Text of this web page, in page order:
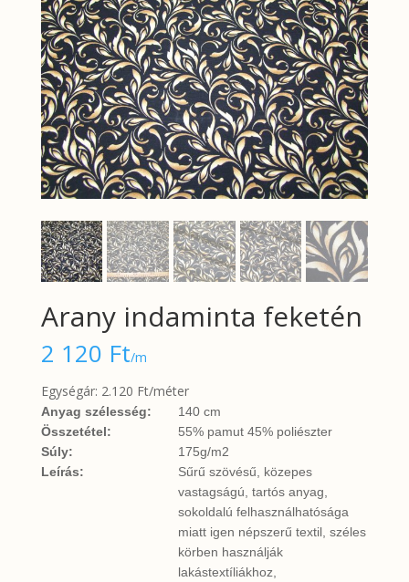
Arany indaminta feketén
2 120 Ft/m
Egységár: 2.120 Ft/méter
Anyag szélesség:
140 cm
Összetétel:
55% pamut 45% poliészter
Súly:
175g/m2
Leírás:
Sűrű szövésű, közepes
vastagságú, tartós anyag,
sokoldalú felhasználhatósága
miatt igen népszerű textil, széles
körben használják
lakástextíliákhoz,